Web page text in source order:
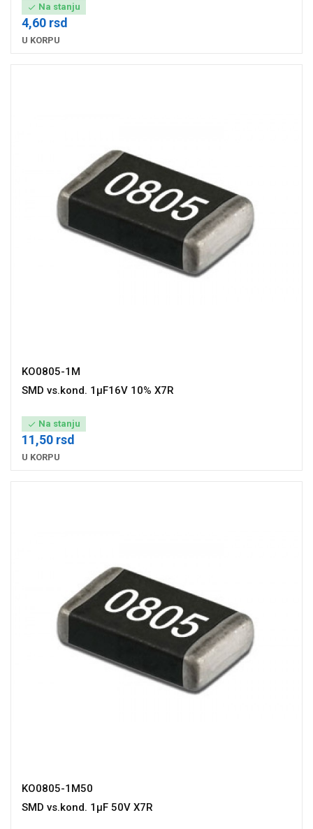
 Na stanju
4,60 rsd
U KORPU
KO0805-1M
SMD vs.kond. 1µF16V 10% X7R
 Na stanju
11,50 rsd
U KORPU
KO0805-1M50
SMD vs.kond. 1µF 50V X7R